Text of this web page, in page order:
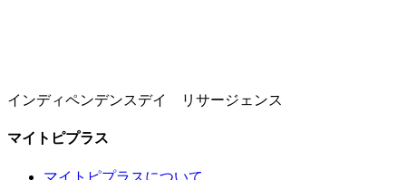
インディペンデンスデイ リサージェンス
マイトピプラス
マイトピプラスについて